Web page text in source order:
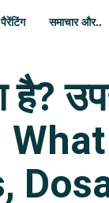
समाचार और..
|